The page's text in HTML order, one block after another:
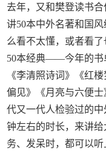
去年，又和樊登读书
讲50本中外名著和国
么看不太懂，或者看
50本经典——今年的书
《李清照诗词》《红
偏见》《月亮与六便
代又一代人检验过的
钟左右的时长，来讲
务、发呆时，都可以